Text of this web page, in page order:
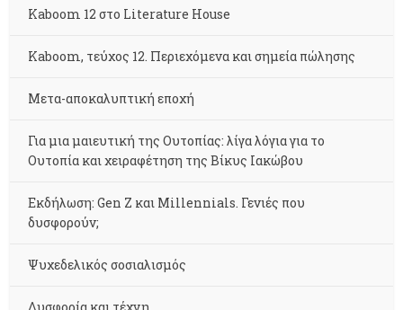
Kaboom 12 στο Literature House
Kaboom, τεύχος 12. Περιεχόμενα και σημεία πώλησης
Μετα-αποκαλυπτική εποχή
Για μια μαιευτική της Ουτοπίας: λίγα λόγια για το
Ουτοπία και χειραφέτηση της Βίκυς Ιακώβου
Εκδήλωση: Gen Z και Millennials. Γενιές που
δυσφορούν;
Ψυχεδελικός σοσιαλισμός